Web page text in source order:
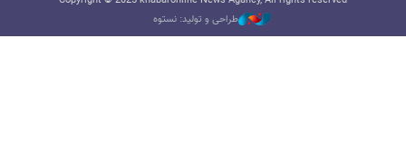
طراحی و تولید: نستوه